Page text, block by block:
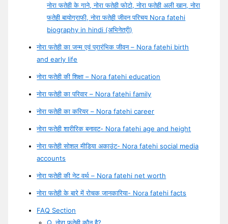
नोरा फतेही के गाने, नोरा फतेही फोटो, नोरा फतेही अली खान, नोरा
फतेही बायोग्राफी, नोरा फतेही जीवन परिचय Nora fatehi
biography in hindi (अभिनेत्री)
नोरा फतेही का जन्म एवं प्रारंभिक जीवन – Nora fatehi birth
and early life
नोरा फतेही की शिक्षा – Nora fatehi education
नोरा फतेही का परिवार – Nora fatehi family
नोरा फतेही का करियर – Nora fatehi career
नोरा फतेही शारीरिक बनावट- Nora fatehi age and height
नोरा फतेही सोशल मीडिया अकाउंट- Nora fatehi social media
accounts
नोरा फतेही की नेट वर्थ – Nora fatehi net worth
नोरा फतेही के बारे में रोचक जानकारिया- Nora fatehi facts
FAQ Section
Q. नोरा फतेही कौन है?